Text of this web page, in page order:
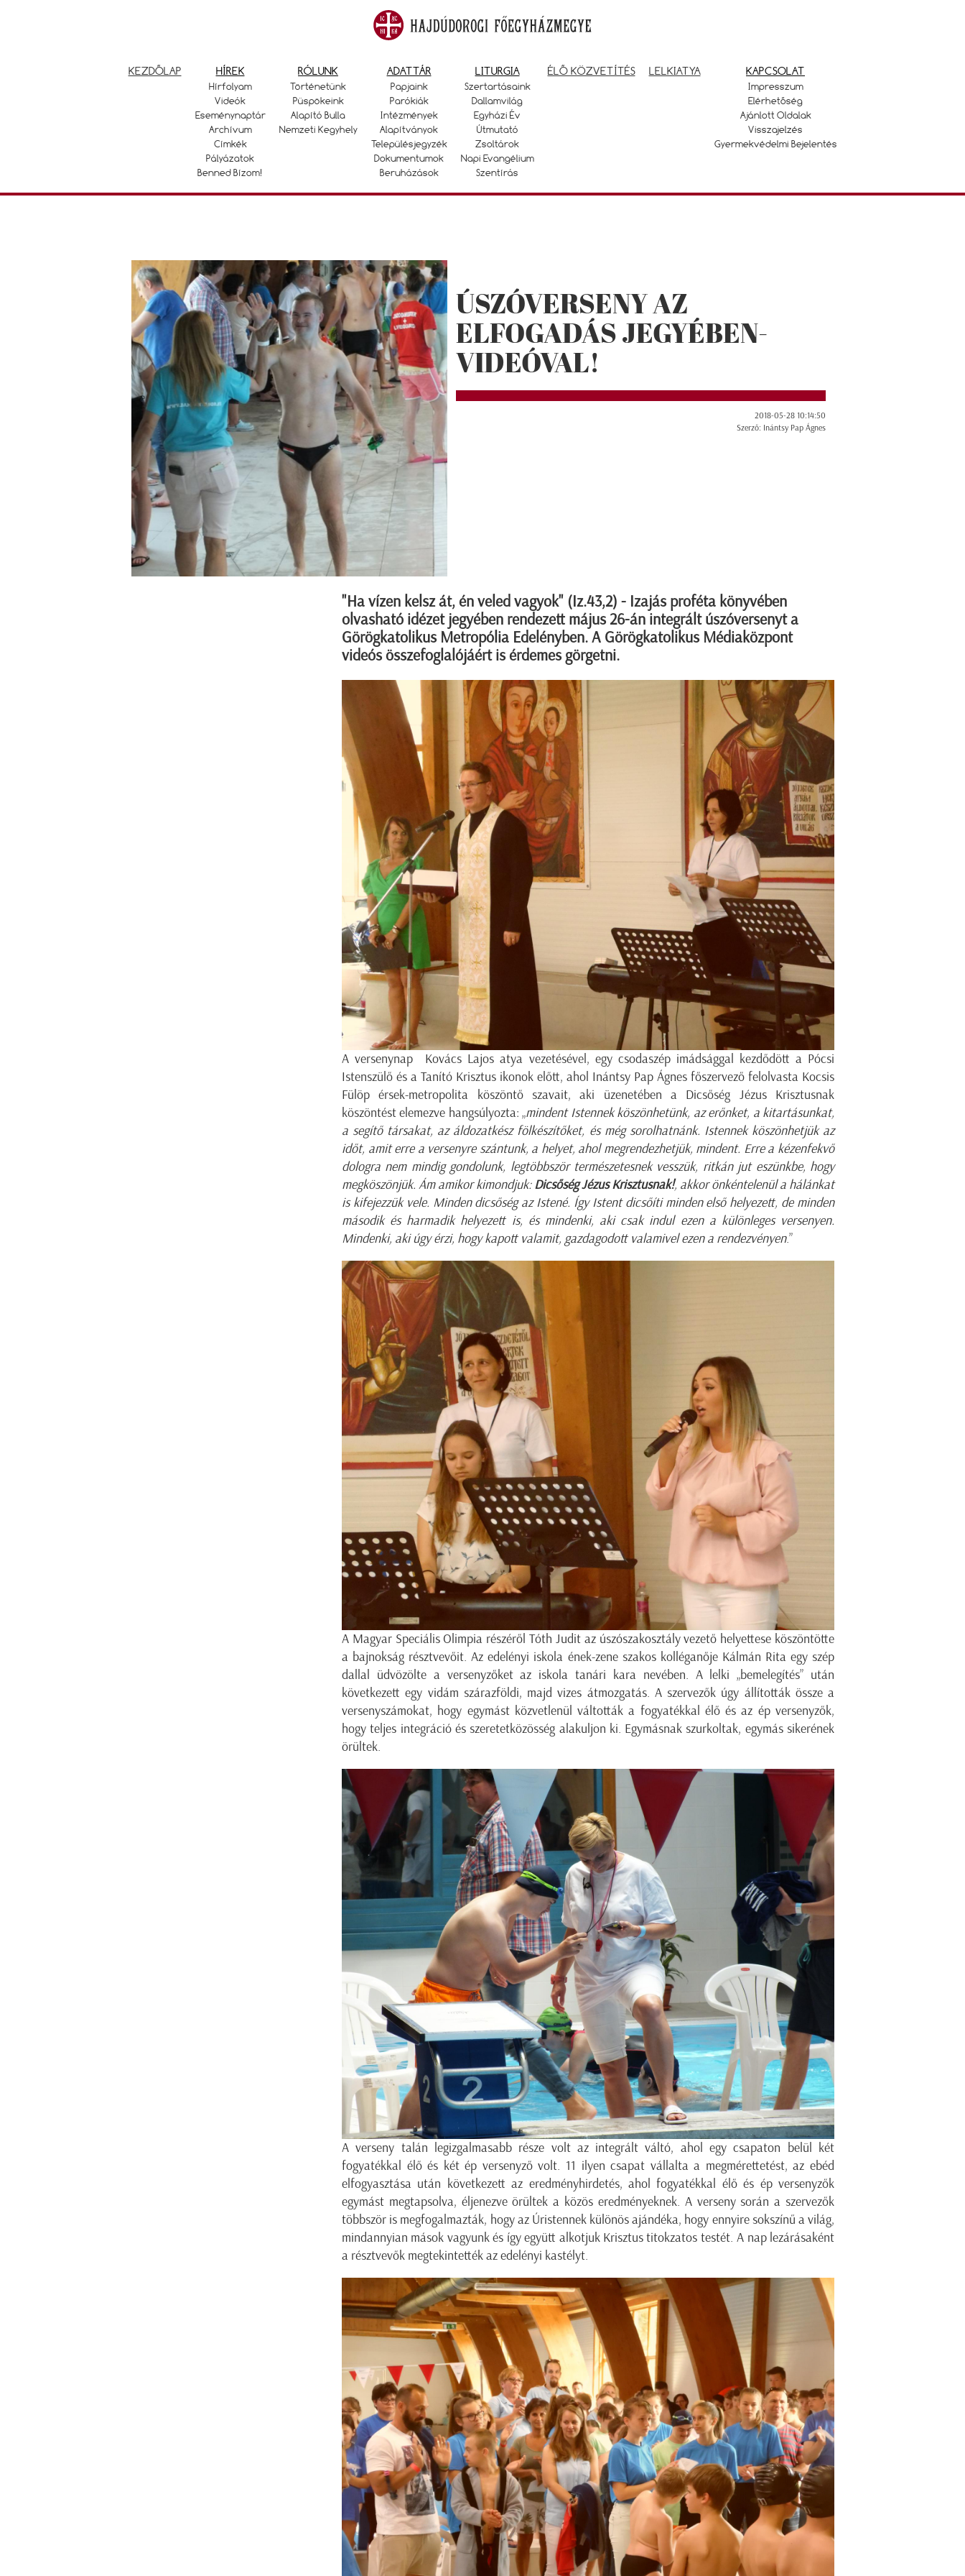
KEZDŐLAP HÍREK
Hírfolyam
Videók
Eseménynaptár
Archívum
Címkék
Pályázatok
Benned Bízom!
RÓLUNK
Történetünk
Püspökeink
Alapító Bulla
Nemzeti Kegyhely
ADATTÁR
Papjaink
Parókiák
Intézmények
Alapítványok
Településjegyzék
Dokumentumok
Beruházások
LITURGIA
Szertartásaink
Dallamvilág
Egyházi Év
Útmutató
Zsoltárok
Napi Evangélium
Szentírás
ÉLŐ KÖZVETÍTÉS LELKIATYA KAPCSOLAT
Impresszum
Elérhetőség
Ajánlott Oldalak
Visszajelzés
Gyermekvédelmi Bejelentés
ÚSZÓVERSENY AZ
ELFOGADÁS JEGYÉBEN-
VIDEÓVAL!
2018-05-28 10:14:50
Szerző: Inántsy Pap Ágnes
"Ha vízen kelsz át, én veled vagyok" (Iz.43,2) - Izajás proféta könyvében
olvasható idézet jegyében rendezett május 26-án integrált úszóversenyt a
Görögkatolikus Metropólia Edelényben. A Görögkatolikus Médiaközpont
videós összefoglalójáért is érdemes görgetni.
A versenynap Kovács Lajos atya vezetésével, egy csodaszép imádsággal kezdődött a Pócsi
Istenszülő és a Tanító Krisztus ikonok előtt, ahol Inántsy Pap Ágnes főszervező felolvasta Kocsis
Fülöp érsek-metropolita köszöntő szavait, aki üzenetében a Dicsőség Jézus Krisztusnak
köszöntést elemezve hangsúlyozta: „mindent Istennek köszönhetünk, az erőnket, a kitartásunkat,
a segítő társakat, az áldozatkész fölkészítőket, és még sorolhatnánk. Istennek köszönhetjük az
időt, amit erre a versenyre szántunk, a helyet, ahol megrendezhetjük, mindent. Erre a kézenfekvő
dologra nem mindig gondolunk, legtöbbször természetesnek vesszük, ritkán jut eszünkbe, hogy
megköszönjük. Ám amikor kimondjuk:Dicsőség Jézus Krisztusnak!, akkor önkéntelenül a hálánkat
is kifejezzük vele. Minden dicsőség az Istené. Így Istent dicsőíti minden első helyezett, de minden
második és harmadik helyezett is, és mindenki, aki csak indul ezen a különleges versenyen.
Mindenki, aki úgy érzi, hogy kapott valamit, gazdagodott valamivel ezen a rendezvényen.”
A Magyar Speciális Olimpia részéről Tóth Judit az úszószakosztály vezető helyettese köszöntötte
a bajnokság résztvevőit. Az edelényi iskola ének-zene szakos kolléganője Kálmán Rita egy szép
dallal üdvözölte a versenyzőket az iskola tanári kara nevében. A lelki „bemelegítés” után
következett egy vidám szárazföldi, majd vizes átmozgatás. A szervezők úgy állították össze a
versenyszámokat, hogy egymást közvetlenül váltották a fogyatékkal élő és az ép versenyzők,
hogy teljes integráció és szeretetközösség alakuljon ki. Egymásnak szurkoltak, egymás sikerének
örültek.
A verseny talán legizgalmasabb része volt az integrált váltó, ahol egy csapaton belül két
fogyatékkal élő és két ép versenyző volt. 11 ilyen csapat vállalta a megmérettetést, az ebéd
elfogyasztása után következett az eredményhirdetés, ahol fogyatékkal élő és ép versenyzők
egymást megtapsolva, éljenezve örültek a közös eredményeknek. A verseny során a szervezők
többször is megfogalmazták, hogy az Úristennek különös ajándéka, hogy ennyire sokszínű a világ,
mindannyian mások vagyunk és így együtt alkotjuk Krisztus titokzatos testét. A nap lezárásaként
a résztvevők megtekintették az edelényi kastélyt.